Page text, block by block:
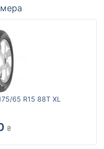
65 R15 88T XL
₴